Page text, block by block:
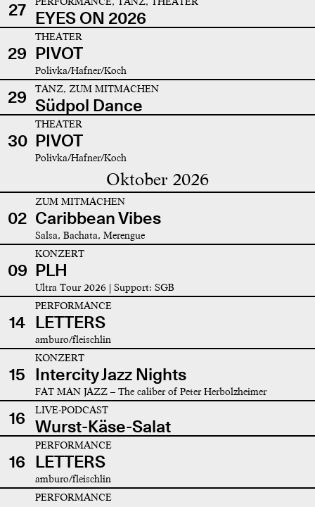
27 EYES ON 2026
29
THEATER
PIVOT
Polivka/Hafner/Koch
29 TANZ, ZUM MITMACHEN
Südpol Dance
30
THEATER
PIVOT
Polivka/Hafner/Koch
Oktober 2026
02
ZUM MITMACHEN
Caribbean Vibes
Salsa, Bachata, Merengue
09
KONZERT
PLH
Ultra Tour 2026 | Support: SGB
14
PERFORMANCE
LETTERS
amburo/fleischlin
15
KONZERT
Intercity Jazz Nights
FAT MAN JAZZ – The caliber of Peter Herbolzheimer
16 LIVE-PODCAST
Wurst-Käse-Salat
16
PERFORMANCE
LETTERS
amburo/fleischlin
PERFORMANCE